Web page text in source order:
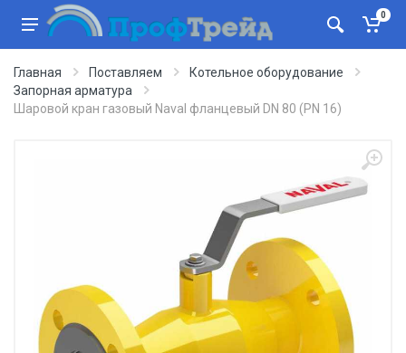
0
Главная Поставляем
Котельное оборудование
Запорная арматура
Шаровой кран газовый Naval фланцевый DN 80 (PN 16)